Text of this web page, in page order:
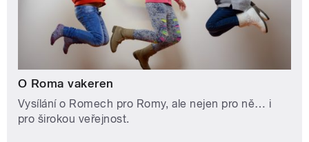
O Roma vakeren
Vysílání o Romech pro Romy, ale nejen pro ně… i
pro širokou veřejnost.